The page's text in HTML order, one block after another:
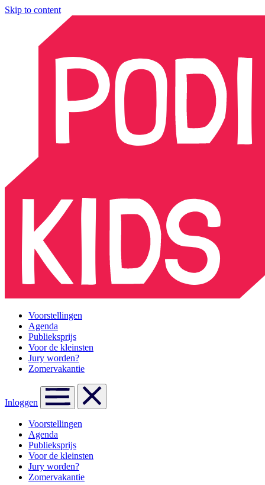
Skip to content
Voorstellingen
Agenda
Publieksprijs
Voor de kleinsten
Jury worden?
Zomervakantie
Inloggen
Voorstellingen
Agenda
Publieksprijs
Voor de kleinsten
Jury worden?
Zomervakantie